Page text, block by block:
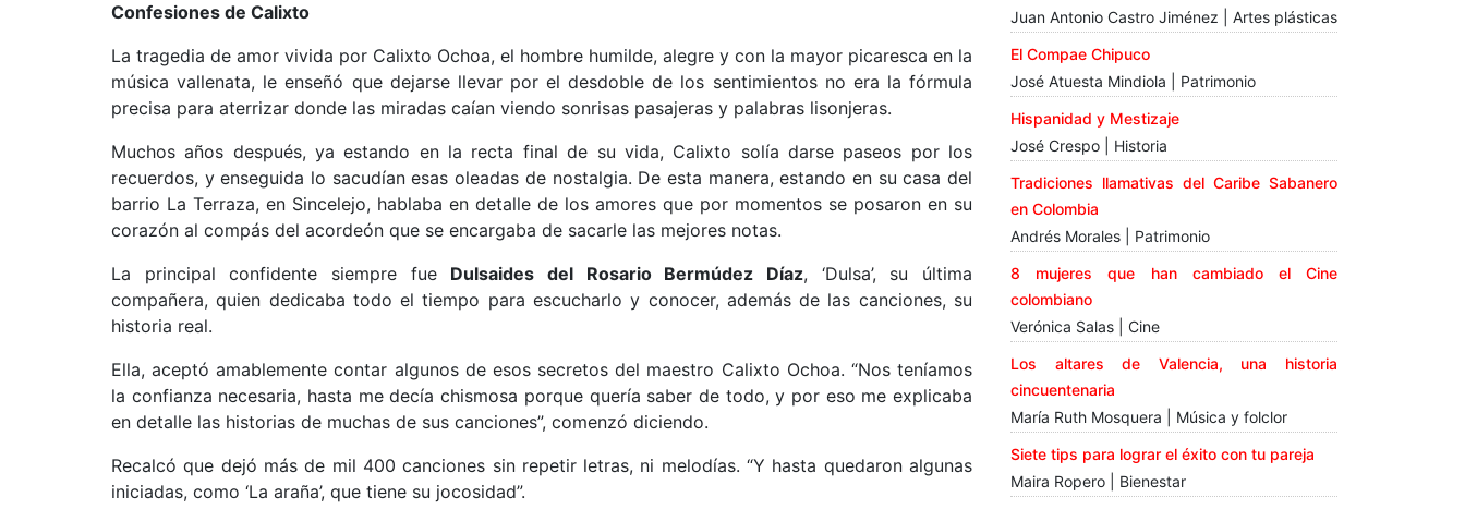
Confesiones de Calixto
La tragedia de amor vivida por Calixto Ochoa, el hombre humilde, alegre y con la mayor picaresca en la
música vallenata, le enseñó que dejarse llevar por el desdoble de los sentimientos no era la fórmula
precisa para aterrizar donde las miradas caían viendo sonrisas pasajeras y palabras lisonjeras.
Muchos años después, ya estando en la recta final de su vida, Calixto solía darse paseos por los
recuerdos, y enseguida lo sacudían esas oleadas de nostalgia. De esta manera, estando en su casa del
barrio La Terraza, en Sincelejo, hablaba en detalle de los amores que por momentos se posaron en su
corazón al compás del acordeón que se encargaba de sacarle las mejores notas.
La principal confidente siempre fue Dulsaides del Rosario Bermúdez Díaz, ‘Dulsa’, su última
compañera, quien dedicaba todo el tiempo para escucharlo y conocer, además de las canciones, su
historia real.
Ella, aceptó amablemente contar algunos de esos secretos del maestro Calixto Ochoa. “Nos teníamos
la confianza necesaria, hasta me decía chismosa porque quería saber de todo, y por eso me explicaba
en detalle las historias de muchas de sus canciones”, comenzó diciendo.
Recalcó que dejó más de mil 400 canciones sin repetir letras, ni melodías. “Y hasta quedaron algunas
iniciadas, como ‘La araña’, que tiene su jocosidad”.
Juan Antonio Castro Jiménez | Artes plásticas
El Compae Chipuco
José Atuesta Mindiola | Patrimonio
Hispanidad y Mestizaje
José Crespo | Historia
Tradiciones llamativas del Caribe Sabanero
en Colombia
Andrés Morales | Patrimonio
8 mujeres que han cambiado el Cine
colombiano
Verónica Salas | Cine
Los altares de Valencia, una historia
cincuentenaria
María Ruth Mosquera | Música y folclor
Siete tips para lograr el éxito con tu pareja
Maira Ropero | Bienestar